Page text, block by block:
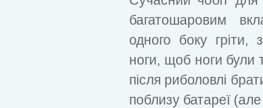
багатошаровим
одного боку гріти,
ноги, щоб ноги були
після риболовлі
поблизу батареї